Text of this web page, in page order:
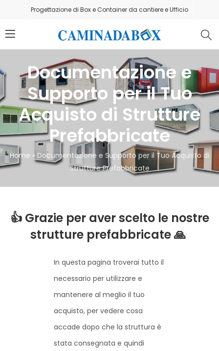
Progettazione di Box e Container da cantiere e Ufficio
Documentazione e
Supporto per il Tuo
Acquisto di Strutture
Prefabbricate
Home » Documentazione e Supporto per il Tuo Acquisto di
Strutture Prefabbricate
👍 Grazie per aver scelto le nostre
strutture prefabbricate 🙏
In questa pagina troverai tutto il
necessario per utilizzare e
mantenere al meglio il tuo
acquisto, per vedere cosa
accade dopo che la struttura è
stata consegnata e quindi